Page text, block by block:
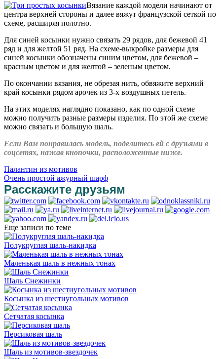
Вязание каждой модели начинают от
центра верхней стороны и далее вяжут французской сеткой по
схеме, расширяя полотно.
Для синей косынки нужно связать 29 рядов, для бежевой 41
ряд и для желтой 51 ряд. На схеме-выкройке размеры для
синей косынки обозначены синим цветом, для бежевой –
красным цветом и для желтой – зеленым цветом.
По окончании вязания, не обрезая нить, обвяжите верхний
край косынки рядом арочек из 3-х воздушных петель.
На этих моделях наглядно показано, как по одной схеме
можно получить разные размеры изделия. По этой же схеме
можно связать и большую шаль.
Если Вам понравилась модель, поделитесь ей с друзьями в
соцсетях, нажав кнопочки, расположенные ниже.
Палантин из мотивов
Очень простой ажурный шарф
Расскажите друзьям
Еще записи по теме
Полукруглая шаль-накидка
Маленькая шаль в нежных тонах
Шаль Снежинки
Косынка из шестиугольных мотивов
Сетчатая косынка
Персиковая шаль
Шаль из мотивов-звездочек